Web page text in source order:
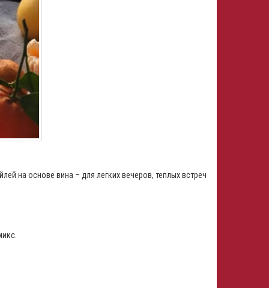
на основе вина – для легких вечеров, теплых встреч